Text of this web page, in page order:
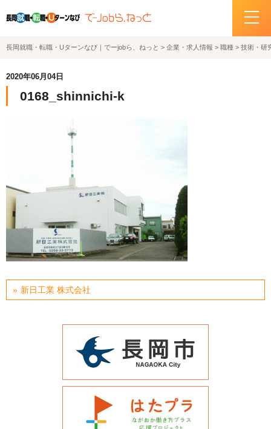
ホーム
企業・求人情報
サポートデスクの紹介
お問い合わせ
サイトポリシー
運営会社について
長岡就職・転職・Uターンなび｜でーjobら、ねっと > 企業・求人情報 > 職種 > 技術・研
2020年06月04日
0168_shinnichi-k
新日工業 株式会社